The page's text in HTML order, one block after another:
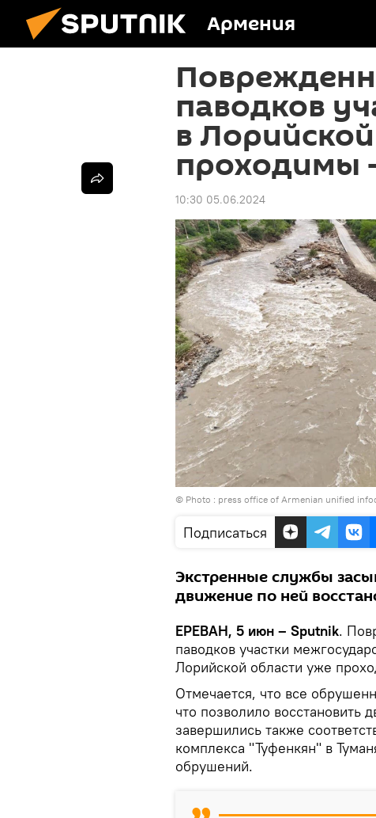
Армения
паводков
в
проходимы
10:30 05.06.2024
© Photo : press office of Armenian unified
Подписаться
Экстренные службы
движение по ней
ЕРЕВАН, 5 июн – Sputnik.
паводков участки
Лорийской области уже
Отмечается, что все
что позволило восстановить
завершились также
комплекса "Туфенкян" в
обрушений.